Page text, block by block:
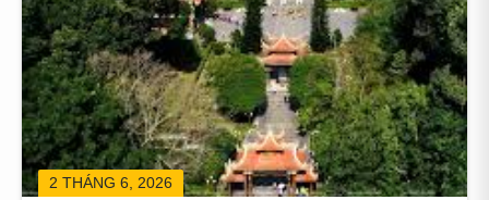
Lịch
Phú
Quý
3
Ngày
2
Đêm
Đáng
Trải
viết
2 THÁNG 6, 2026